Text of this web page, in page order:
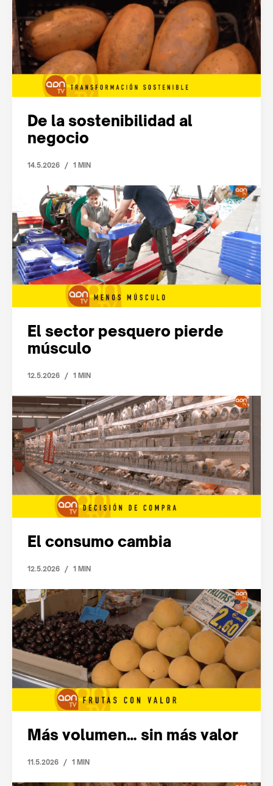
De la sostenibilidad al
negocio
14.5.2026 / 1 MIN
El sector pesquero pierde
músculo
12.5.2026 / 1 MIN
El consumo cambia
12.5.2026 / 1 MIN
Más volumen… sin más valor
11.5.2026 / 1 MIN